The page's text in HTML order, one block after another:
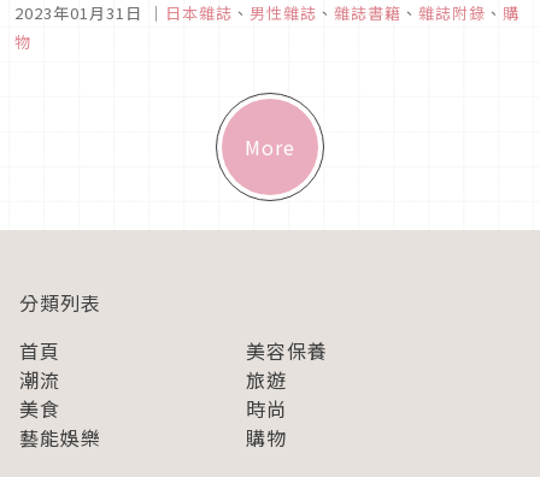
匙收納錢包等多款好物在等著大家帶回，當然要趁著壓歲錢還夠
用時買一波，一起讓2023年過得更充實有趣吧！
2023年01月31日 ｜ 日本雜誌 、 男性雜誌 、 雜誌書籍 、 雜誌附錄 、 購
物
More
分類列表
首頁
美容保養
潮流
旅遊
美食
時尚
藝能娛樂
購物